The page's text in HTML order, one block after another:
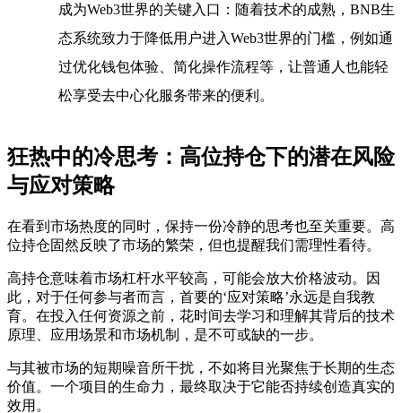
成为Web3世界的关键入口 ：随着技术的成熟，BNB生
态系统致力于降低用户进入Web3世界的门槛，例如通
过优化钱包体验、简化操作流程等，让普通人也能轻
松享受去中心化服务带来的便利。
狂热中的冷思考：高位持仓下的潜在风险
与应对策略
在看到市场热度的同时，保持一份冷静的思考也至关重要。高
位持仓固然反映了市场的繁荣，但也提醒我们需理性看待。
高持仓意味着市场杠杆水平较高，可能会放大价格波动。因
此，对于任何参与者而言，首要的‘应对策略’永远是自我教
育。在投入任何资源之前，花时间去学习和理解其背后的技术
原理、应用场景和市场机制，是不可或缺的一步。
与其被市场的短期噪音所干扰，不如将目光聚焦于长期的生态
价值。一个项目的生命力，最终取决于它能否持续创造真实的
效用。